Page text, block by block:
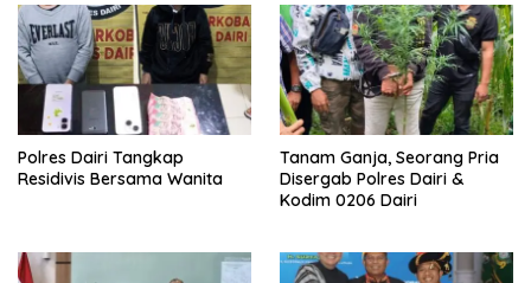
Polres Dairi Tangkap
Residivis Bersama Wanita
Tanam Ganja, Seorang Pria
Disergab Polres Dairi &
Kodim 0206 Dairi